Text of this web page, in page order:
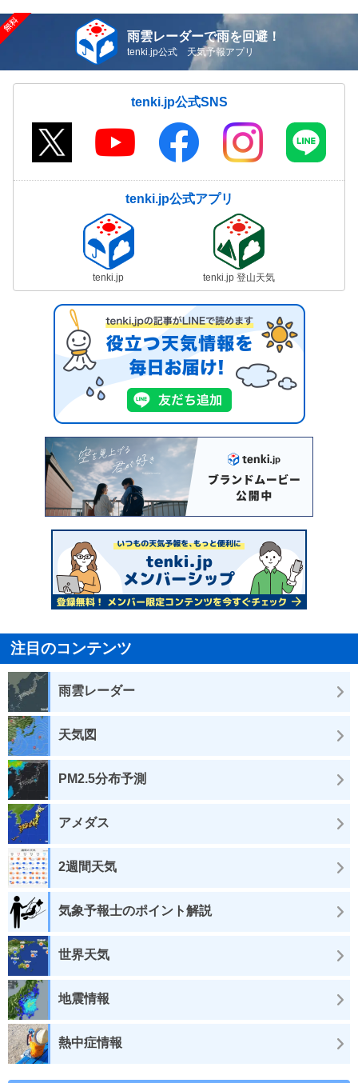
雨雲レーダーで雨を回避！
tenki.jp公式 天気予報アプリ
tenki.jp公式SNS
tenki.jp公式アプリ
tenki.jp tenki.jp 登山天気
注目のコンテンツ
雨雲レーダー
天気図
PM2.5分布予測
アメダス
2週間天気
気象予報士のポイント解説
世界天気
地震情報
熱中症情報